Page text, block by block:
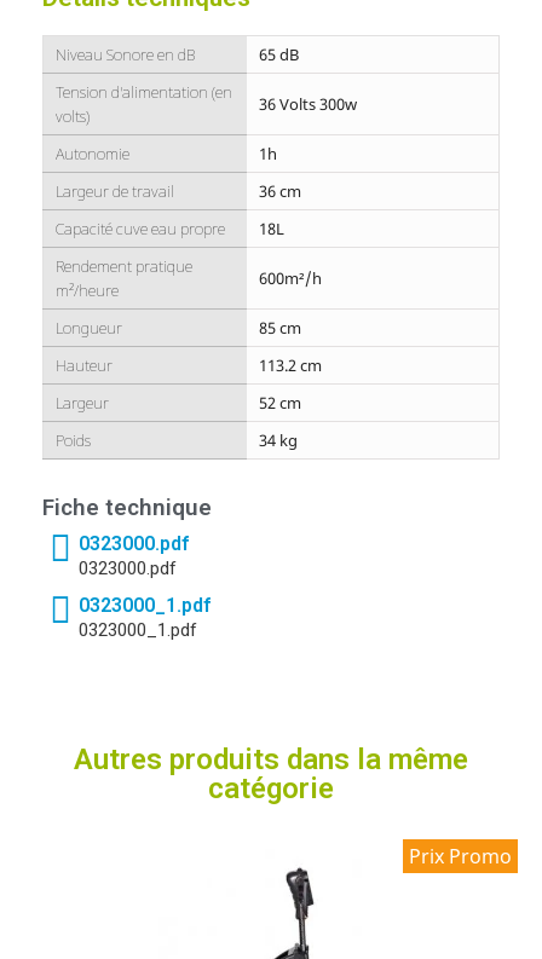
Niveau Sonore en dB
65 dB
Tension d'alimentation (en
volts)
36 Volts 300w
Autonomie
1h
Largeur de travail
36 cm
Capacité cuve eau propre
18L
Rendement pratique
m²/heure
600m²/h
Longueur
85 cm
Hauteur
113.2 cm
Largeur
52 cm
Poids
34 kg
Fiche technique
0323000.pdf
0323000.pdf
0323000_1.pdf
0323000_1.pdf
Autres produits dans la même
catégorie
Prix Promo